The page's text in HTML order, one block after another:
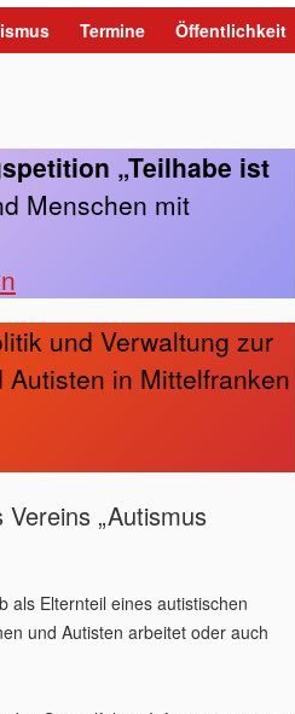
Termine Öffentlichkeit
„Teilhabe ist
Menschen mit
und Verwaltung zur
in Mittelfranken
„Autismus
als Elternteil eines autistischen
und Autisten arbeitet oder auch